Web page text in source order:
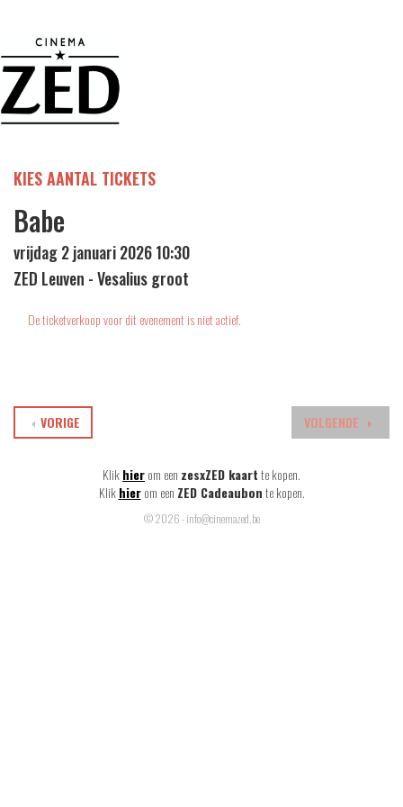
KIES AANTAL TICKETS
Babe
vrijdag 2 januari 2026 10:30
ZED Leuven - Vesalius groot
De ticketverkoop voor dit evenement is niet actief.
VOLGENDE
VORIGE
Klikhierom een zesxZED kaartte kopen.
Klik hier om een ZED Cadeaubonte kopen.
© 2026 - info@cinemazed.be